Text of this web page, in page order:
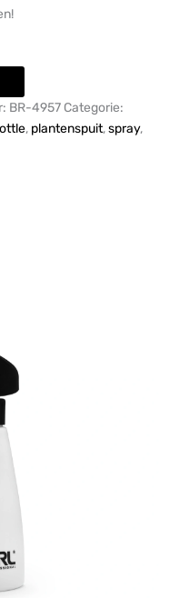
BR-4957 Categorie:
, plantenspuit,spray,